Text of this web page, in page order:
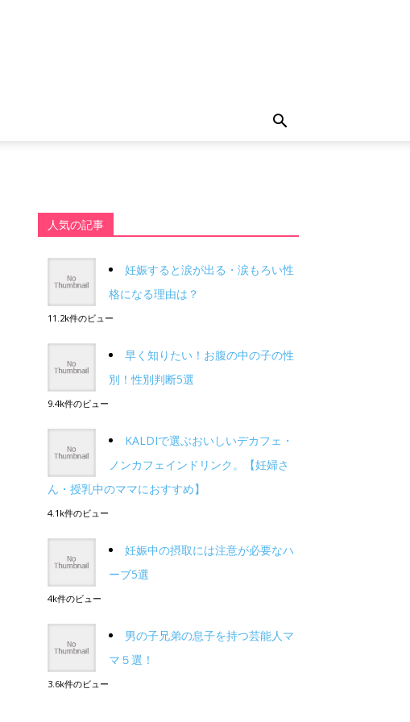
人気の記事
妊娠すると涙が出る・涙もろい性
格になる理由は？
11.2k件のビュー
早く知りたい！お腹の中の子の性
別！性別判断5選
9.4k件のビュー
KALDIで選ぶおいしいデカフェ・
ノンカフェインドリンク。【妊婦さ
ん・授乳中のママにおすすめ】
4.1k件のビュー
妊娠中の摂取には注意が必要なハ
ーブ5選
4k件のビュー
男の子兄弟の息子を持つ芸能人マ
マ５選！
3.6k件のビュー